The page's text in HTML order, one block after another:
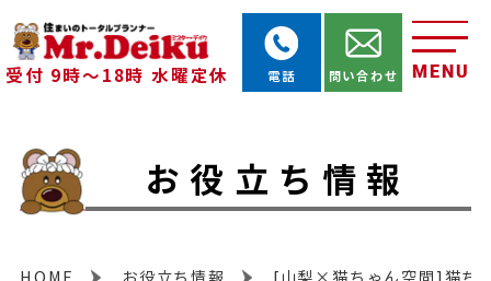
受付 9時～18時 水曜定休 MENU
電話 問い合わせ
お役立ち情報